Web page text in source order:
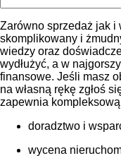
Zarówno sprzedaż jak i
skomplikowany i
wiedzy oraz
wydłużyć, a w
finansowe. Jeśli masz
na własną rękę zgłoś
zapewnia kompleksową
doradztwo i
wycena